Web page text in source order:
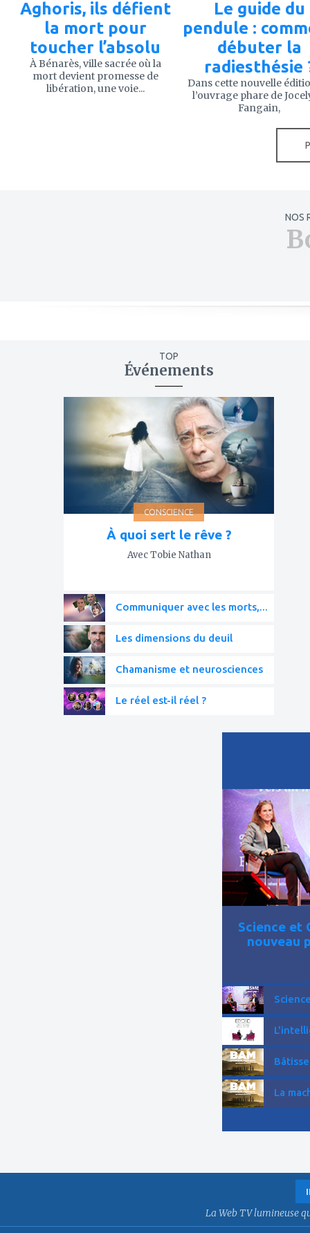
Aghoris, ils défient
la mort pour
toucher l’absolu
À Bénarès, ville sacrée où la
mort devient promesse de
libération, une voie...
Le guide du
pendule :
débuter la
radiesthésie
Dans cette nouvelle
l’ouvrage phare de
Fangain,
NOS
TOP
Événements
CONSCIENCE
À quoi sert le rêve ?
Avec Tobie Nathan
Communiquer avec les morts,...
Les dimensions du deuil
Chamanisme et neurosciences
Le réel est-il réel ?
à
mes
favoris
Science et
nouveau
La
La Web TV lumineuse